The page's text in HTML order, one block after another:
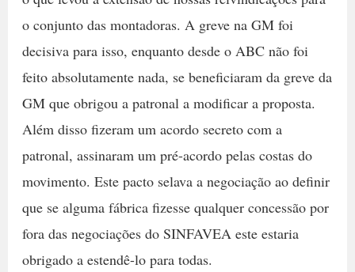
o conjunto das montadoras. A greve na GM foi
decisiva para isso, enquanto desde o ABC não foi
feito absolutamente nada, se beneficiaram da greve da
GM que obrigou a patronal a modificar a proposta.
Além disso fizeram um acordo secreto com a
patronal, assinaram um pré-acordo pelas costas do
movimento. Este pacto selava a negociação ao definir
que se alguma fábrica fizesse qualquer concessão por
fora das negociações do SINFAVEA este estaria
obrigado a estendê-lo para todas.